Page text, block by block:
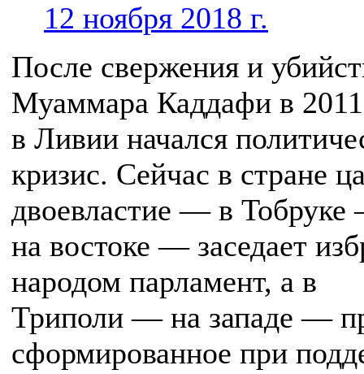
12 ноября 2018 г.
После свержения и
Муаммара Каддафи в
в Ливии начался
кризис. Сейчас в стране
двоевластие — в
на востоке — заседает
народом парламент, а в
Триполи — на западе —
сформированное при